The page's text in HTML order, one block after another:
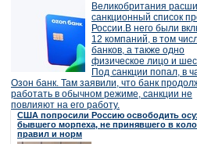
Великобритания
санкционный список
России.В него были
12 компаний, в том
банков, а также одно
физическое лицо и
Под санкции попал, в
Озон банк. Там заявили, что банк
работать в обычном режиме, санкции не
повлияют на его работу.
США попросили Россию освободить
бывшего морпеха, не принявшего в
правил и норм